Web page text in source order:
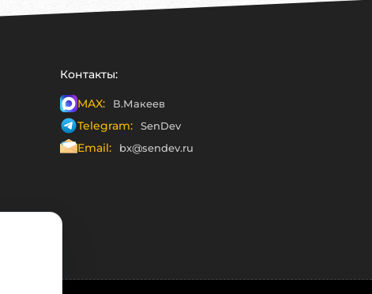
Контакты:
MAX: В.Макеев
Telegram: SenDev
Email: bx@sendev.ru